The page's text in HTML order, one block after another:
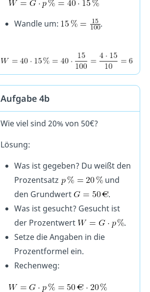
Wandle um: .
Aufgabe 4b
Wie viel sind 20% von 50€?
Lösung:
Was ist gegeben? Du weißt den
Prozentsatz
und
den Grundwert
.
Was ist gesucht? Gesucht ist
der Prozentwert
.
Setze die Angaben in die
Prozentformel ein.
Rechenweg: